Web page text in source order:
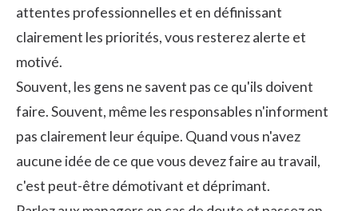
attentes professionnelles et en définissant
clairement les priorités, vous resterez alerte et
motivé.
Souvent, les gens ne savent pas ce qu'ils doivent
faire. Souvent, même les responsables n'informent
pas clairement leur équipe. Quand vous n'avez
aucune idée de ce que vous devez faire au travail,
c'est peut-être démotivant et déprimant.